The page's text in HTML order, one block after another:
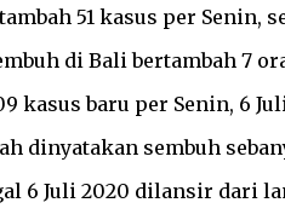
51 kasus per
di Bali bertambah 7
kasus baru per Senin, 6
dinyatakan sembuh
6 Juli 2020 dilansir dari